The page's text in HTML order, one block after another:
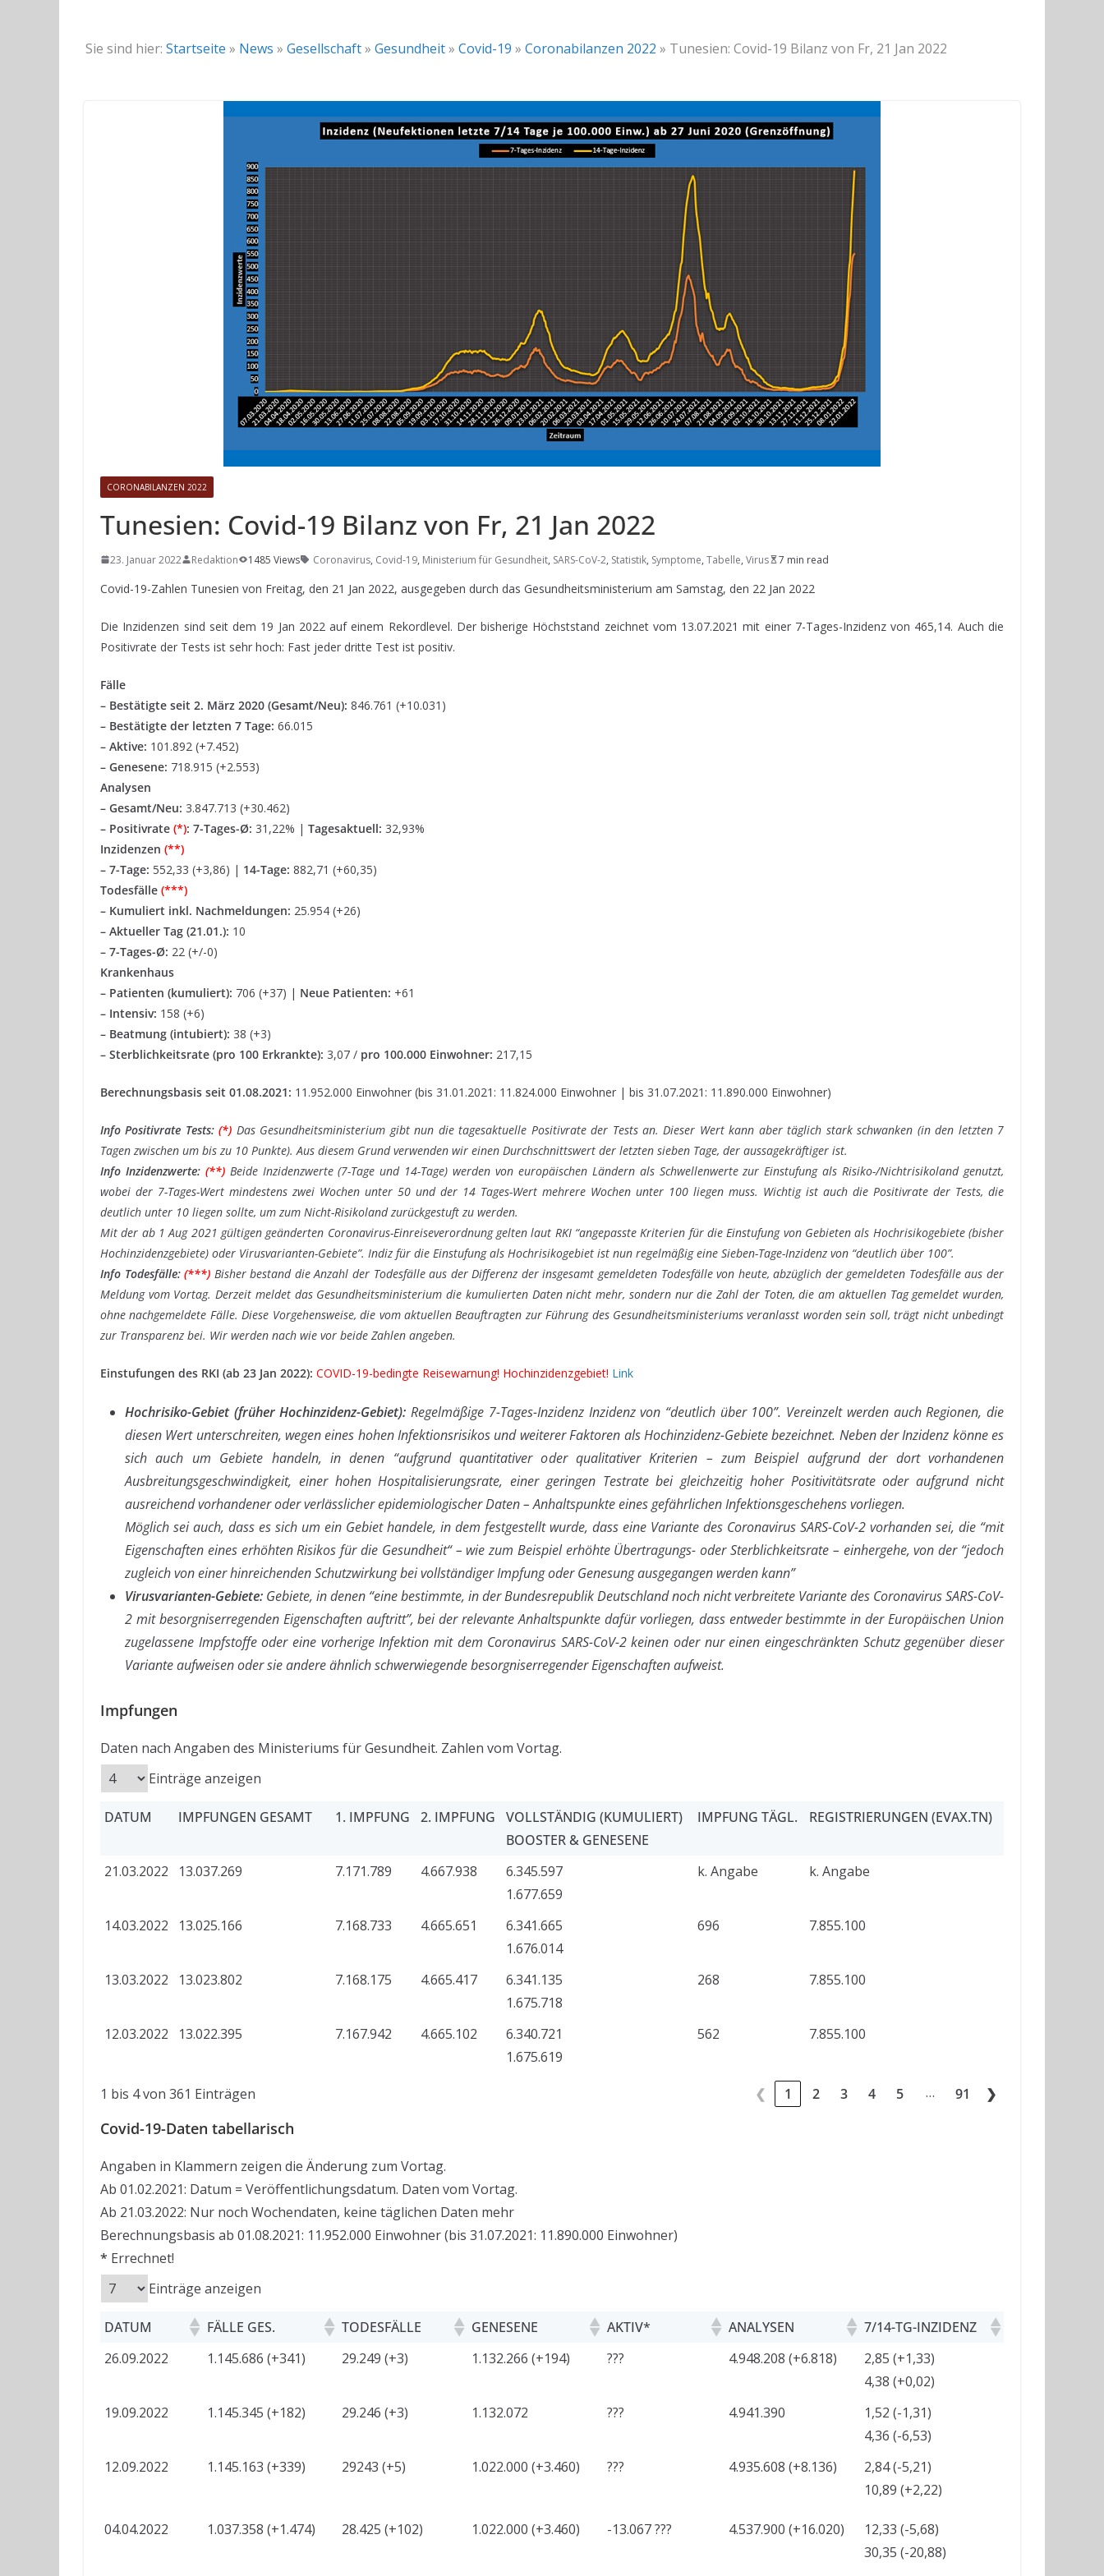
Sie sind hier: Startseite » News » Gesellschaft» Gesundheit» Covid-19 » Coronabilanzen 2022 » Tunesien: Covid-19 Bilanz von Fr, 21 Jan 2022
CORONABILANZEN 2022
Tunesien: Covid-19 Bilanz von Fr, 21 Jan 2022
23. Januar 2022 Redaktion 1485 Views Coronavirus, Covid-19, Ministerium für Gesundheit, SARS-CoV-2, Statistik, Symptome, Tabelle, Virus 7 min read
Covid-19-Zahlen Tunesien von Freitag, den 21 Jan 2022, ausgegeben durch das Gesundheitsministerium am Samstag, den 22 Jan 2022
Die Inzidenzen sind seit dem 19 Jan 2022 auf einem Rekordlevel. Der bisherige Höchststand zeichnet vom 13.07.2021 mit einer 7-Tages-Inzidenz von 465,14. Auch die
Positivrate der Tests ist sehr hoch: Fast jeder dritte Test ist positiv.
Fälle
– Bestätigte seit 2. März 2020 (Gesamt/Neu): 846.761 (+10.031)
– Bestätigte der letzten 7 Tage: 66.015
– Aktive: 101.892 (+7.452)
– Genesene: 718.915 (+2.553)
Analysen
– Gesamt/Neu: 3.847.713 (+30.462)
– Positivrate (*): 7-Tages-Ø: 31,22% | Tagesaktuell: 32,93%
Inzidenzen (**)
– 7-Tage: 552,33 (+3,86) | 14-Tage: 882,71 (+60,35)
Todesfälle (***)
– Kumuliert inkl. Nachmeldungen: 25.954 (+26)
– Aktueller Tag (21.01.): 10
– 7-Tages-Ø: 22 (+/-0)
Krankenhaus
– Patienten (kumuliert): 706 (+37) | Neue Patienten: +61
– Intensiv: 158 (+6)
– Beatmung (intubiert): 38 (+3)
– Sterblichkeitsrate (pro 100 Erkrankte): 3,07 / pro 100.000 Einwohner: 217,15
Berechnungsbasis seit 01.08.2021: 11.952.000 Einwohner (bis 31.01.2021: 11.824.000 Einwohner | bis 31.07.2021: 11.890.000 Einwohner)
Info Positivrate Tests: (*) Das Gesundheitsministerium gibt nun die tagesaktuelle Positivrate der Tests an. Dieser Wert kann aber täglich stark schwanken (in den letzten 7
Tagen zwischen um bis zu 10 Punkte). Aus diesem Grund verwenden wir einen Durchschnittswert der letzten sieben Tage, der aussagekräftiger ist.
Info Inzidenzwerte: (**) Beide Inzidenzwerte (7-Tage und 14-Tage) werden von europäischen Ländern als Schwellenwerte zur Einstufung als Risiko-/Nichtrisikoland genutzt,
wobei der 7-Tages-Wert mindestens zwei Wochen unter 50 und der 14 Tages-Wert mehrere Wochen unter 100 liegen muss. Wichtig ist auch die Positivrate der Tests, die
deutlich unter 10 liegen sollte, um zum Nicht-Risikoland zurückgestuft zu werden.
Mit der ab 1 Aug 2021 gültigen geänderten Coronavirus-Einreiseverordnung gelten laut RKI “angepasste Kriterien für die Einstufung von Gebieten als Hochrisikogebiete (bisher
Hochinzidenzgebiete) oder Virusvarianten-Gebiete”. Indiz für die Einstufung als Hochrisikogebiet ist nun regelmäßig eine Sieben-Tage-Inzidenz von “deutlich über 100”.
Info Todesfälle: (***) Bisher bestand die Anzahl der Todesfälle aus der Differenz der insgesamt gemeldeten Todesfälle von heute, abzüglich der gemeldeten Todesfälle aus der
Meldung vom Vortag. Derzeit meldet das Gesundheitsministerium die kumulierten Daten nicht mehr, sondern nur die Zahl der Toten, die am aktuellen Tag gemeldet wurden,
ohne nachgemeldete Fälle. Diese Vorgehensweise, die vom aktuellen Beauftragten zur Führung des Gesundheitsministeriums veranlasst worden sein soll, trägt nicht unbedingt
zur Transparenz bei. Wir werden nach wie vor beide Zahlen angeben.
Einstufungen des RKI (ab 23 Jan 2022): COVID-19-bedingte Reisewarnung! Hochinzidenzgebiet! Link
Hochrisiko-Gebiet (früher Hochinzidenz-Gebiet): Regelmäßige 7-Tages-Inzidenz Inzidenz von “deutlich über 100”. Vereinzelt werden auch Regionen, die
diesen Wert unterschreiten, wegen eines hohen Infektionsrisikos und weiterer Faktoren als Hochinzidenz-Gebiete bezeichnet. Neben der Inzidenz könne es
sich auch um Gebiete handeln, in denen “aufgrund quantitativer oder qualitativer Kriterien – zum Beispiel aufgrund der dort vorhandenen
Ausbreitungsgeschwindigkeit, einer hohen Hospitalisierungsrate, einer geringen Testrate bei gleichzeitig hoher Positivitätsrate oder aufgrund nicht
ausreichend vorhandener oder verlässlicher epidemiologischer Daten – Anhaltspunkte eines gefährlichen Infektionsgeschehens vorliegen.
Möglich sei auch, dass es sich um ein Gebiet handele, in dem festgestellt wurde, dass eine Variante des Coronavirus SARS-CoV-2 vorhanden sei, die “mit
Eigenschaften eines erhöhten Risikos für die Gesundheit“ – wie zum Beispiel erhöhte Übertragungs- oder Sterblichkeitsrate – einhergehe, von der “jedoch
zugleich von einer hinreichenden Schutzwirkung bei vollständiger Impfung oder Genesung ausgegangen werden kann”
Virusvarianten-Gebiete: Gebiete, in denen “eine bestimmte, in der Bundesrepublik Deutschland noch nicht verbreitete Variante des Coronavirus SARS-CoV-
2 mit besorgniserregenden Eigenschaften auftritt”, bei der relevante Anhaltspunkte dafür vorliegen, dass entweder bestimmte in der Europäischen Union
zugelassene Impfstoffe oder eine vorherige Infektion mit dem Coronavirus SARS-CoV-2 keinen oder nur einen eingeschränkten Schutz gegenüber dieser
Variante aufweisen oder sie andere ähnlich schwerwiegende besorgniserregender Eigenschaften aufweist.
Impfungen
Daten nach Angaben des Ministeriums für Gesundheit. Zahlen vom Vortag.
Einträge anzeigen
DATUM IMPFUNGEN GESAMT 1. IMPFUNG 2. IMPFUNG
VOLLSTÄNDIG (KUMULIERT)
BOOSTER & GENESENE
IMPFUNG TÄGL. REGISTRIERUNGEN (EVAX.TN)
21.03.2022 13.037.269 7.171.789 4.667.938
6.345.597
1.677.659
k. Angabe k. Angabe
14.03.2022 13.025.166 7.168.733 4.665.651
6.341.665
1.676.014
696 7.855.100
13.03.2022 13.023.802 7.168.175 4.665.417
6.341.135
1.675.718
268 7.855.100
12.03.2022 13.022.395 7.167.942 4.665.102
6.340.721
1.675.619
562 7.855.100
1 bis 4 von 361 Einträgen ❮ 1 2 3 4 5 … 91 ❯
Covid-19-Daten tabellarisch
Angaben in Klammern zeigen die Änderung zum Vortag.
Ab 01.02.2021: Datum = Veröffentlichungsdatum. Daten vom Vortag.
Ab 21.03.2022: Nur noch Wochendaten, keine täglichen Daten mehr
Berechnungsbasis ab 01.08.2021: 11.952.000 Einwohner (bis 31.07.2021: 11.890.000 Einwohner)
* Errechnet!
Einträge anzeigen
DATUM FÄLLE GES. TODESFÄLLE GENESENE AKTIV* ANALYSEN
7/14-TG-INZIDENZ
26.09.2022
1.145.686 (+341) 29.249 (+3) 1.132.266 (+194) ??? 4.948.208 (+6.818)
2,85 (+1,33)
4,38 (+0,02)
19.09.2022
1.145.345 (+182) 29.246 (+3) 1.132.072 ??? 4.941.390
1,52 (-1,31)
4,36 (-6,53)
12.09.2022
1.145.163 (+339) 29243 (+5) 1.022.000 (+3.460) ??? 4.935.608 (+8.136)
2,84 (-5,21)
10,89 (+2,22)
04.04.2022 1.037.358 (+1.474) 28.425 (+102) 1.022.000 (+3.460) -13.067 ??? 4.537.900 (+16.020)
12,33 (-5,68)
30,35 (-20,88)